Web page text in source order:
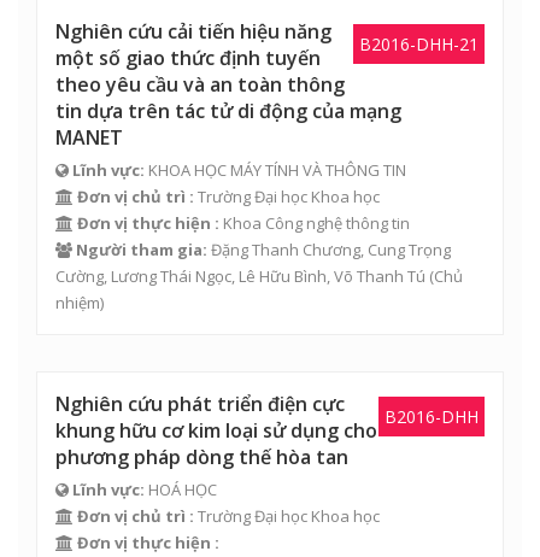
B2016-DHH-21
Nghiên cứu cải tiến hiệu năng
một số giao thức định tuyến
theo yêu cầu và an toàn thông
tin dựa trên tác tử di động của mạng
MANET
Lĩnh vực: KHOA HỌC MÁY TÍNH VÀ THÔNG TIN
Đơn vị chủ trì : Trường Đại học Khoa học
Đơn vị thực hiện : Khoa Công nghệ thông tin
Người tham gia: Đặng Thanh Chương, Cung Trọng
Cường, Lương Thái Ngọc, Lê Hữu Bình,Võ Thanh Tú (Chủ
nhiệm)
B2016-DHH
Nghiên cứu phát triển điện cực
khung hữu cơ kim loại sử dụng cho
phương pháp dòng thế hòa tan
Lĩnh vực: HOÁ HỌC
Đơn vị chủ trì : Trường Đại học Khoa học
Đơn vị thực hiện :